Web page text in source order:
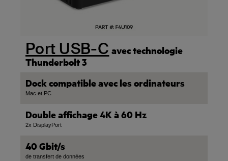
Port USB-C avec technologie
Thunderbolt 3
Dock compatible avec les ordinateurs
Mac et PC
Double affichage 4K à 60 Hz
2x DisplayPort
40 Gbit/s
de transfert de données